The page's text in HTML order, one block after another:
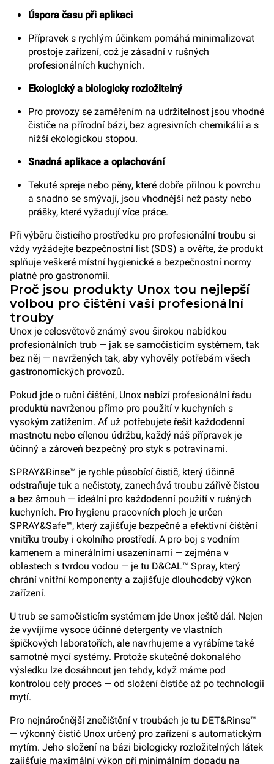
Úspora času při aplikaci
Přípravek s rychlým účinkem pomáhá minimalizovat
prostoje zařízení, což je zásadní v rušných
profesionálních kuchyních.
Ekologický a biologicky rozložitelný
Pro provozy se zaměřením na udržitelnost jsou vhodné
čističe na přírodní bázi, bez agresivních chemikálií a s
nižší ekologickou stopou.
Snadná aplikace a oplachování
Tekuté spreje nebo pěny, které dobře přilnou k povrchu
a snadno se smývají, jsou vhodnější než pasty nebo
prášky, které vyžadují více práce.
Při výběru čisticího prostředku pro profesionální troubu si
vždy vyžádejte bezpečnostní list (SDS) a ověřte, že produkt
splňuje veškeré místní hygienické a bezpečnostní normy
platné pro gastronomii.
Proč jsou produkty Unox tou nejlepší
volbou pro čištění vaší profesionální
trouby
Unox je celosvětově známý svou širokou nabídkou
profesionálních trub — jak se samočisticím systémem, tak
bez něj — navržených tak, aby vyhověly potřebám všech
gastronomických provozů.
Pokud jde o ruční čištění, Unox nabízí profesionální řadu
produktů navrženou přímo pro použití v kuchyních s
vysokým zatížením. Ať už potřebujete řešit každodenní
mastnotu nebo cílenou údržbu, každý náš přípravek je
účinný a zároveň bezpečný pro styk s potravinami.
SPRAY&Rinse™ je rychle působící čistič, který účinně
odstraňuje tuk a nečistoty, zanechává troubu zářivě čistou
a bez šmouh — ideální pro každodenní použití v rušných
kuchyních. Pro hygienu pracovních ploch je určen
SPRAY&Safe™, který zajišťuje bezpečné a efektivní čištění
vnitřku trouby i okolního prostředí. A pro boj s vodním
kamenem a minerálními usazeninami — zejména v
oblastech s tvrdou vodou — je tu D&CAL™ Spray, který
chrání vnitřní komponenty a zajišťuje dlouhodobý výkon
zařízení.
U trub se samočisticím systémem jde Unox ještě dál. Nejen
že vyvíjíme vysoce účinné detergenty ve vlastních
špičkových laboratořích, ale navrhujeme a vyrábíme také
samotné mycí systémy. Protože skutečně dokonalého
výsledku lze dosáhnout jen tehdy, když máme pod
kontrolou celý proces — od složení čističe až po technologii
mytí.
Pro nejnáročnější znečištění v troubách je tu DET&Rinse™
— výkonný čistič Unox určený pro zařízení s automatickým
mytím. Jeho složení na bázi biologicky rozložitelných látek
zajišťuje maximální výkon při minimálním dopadu na